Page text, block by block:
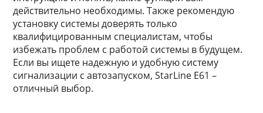
действительно необходимы. Также рекомендую
установку системы доверять только
квалифицированным специалистам, чтобы
избежать проблем с работой системы в будущем.
Если вы ищете надежную и удобную систему
сигнализации с автозапуском, StarLine E61 –
отличный выбор.